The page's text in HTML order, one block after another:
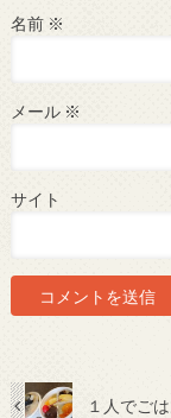
名前 ※
メール ※
サイト
１人でご